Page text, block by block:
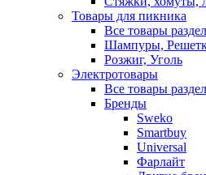
Товары для пикника
Все товары
Шампуры,
Розжиг, Уголь
Электротовары
Все товары
Бренды
Sweko
Smartbuy
Universal
Фарлайт